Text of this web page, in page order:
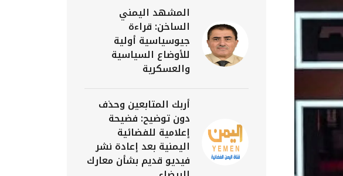
المشهد اليمني
الساخن: قراءة
جيوسياسية أولية
للأوضاع السياسية
والعسكرية
أربك المتابعين وحذف
دون توضيح: فضيحة
إعلامية للفضائية
اليمنية بعد إعادة نشر
فيديو قديم بشأن معارك